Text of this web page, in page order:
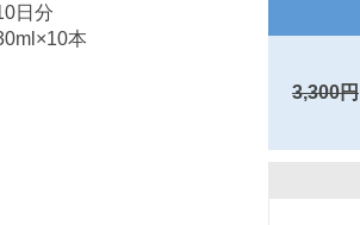
日分
本
3,300円